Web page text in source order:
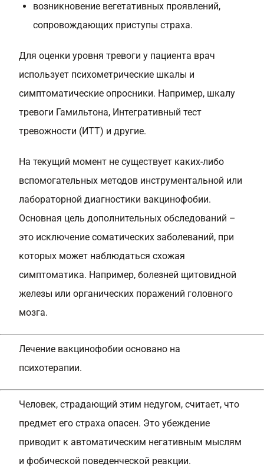
возникновение вегетативных проявлений,
сопровождающих приступы страха.
Для оценки уровня тревоги у пациента врач
использует психометрические шкалы и
симптоматические опросники. Например, шкалу
тревоги Гамильтона, Интегративный тест
тревожности (ИТТ) и другие.
На текущий момент не существует каких-либо
вспомогательных методов инструментальной или
лабораторной диагностики вакцинофобии.
Основная цель дополнительных обследований –
это исключение соматических заболеваний, при
которых может наблюдаться схожая
симптоматика. Например, болезней щитовидной
железы или органических поражений головного
мозга.
Лечение вакцинофобии основано на
психотерапии.
Человек, страдающий этим недугом, считает, что
предмет его страха опасен. Это убеждение
приводит к автоматическим негативным мыслям
и фобической поведенческой реакции.